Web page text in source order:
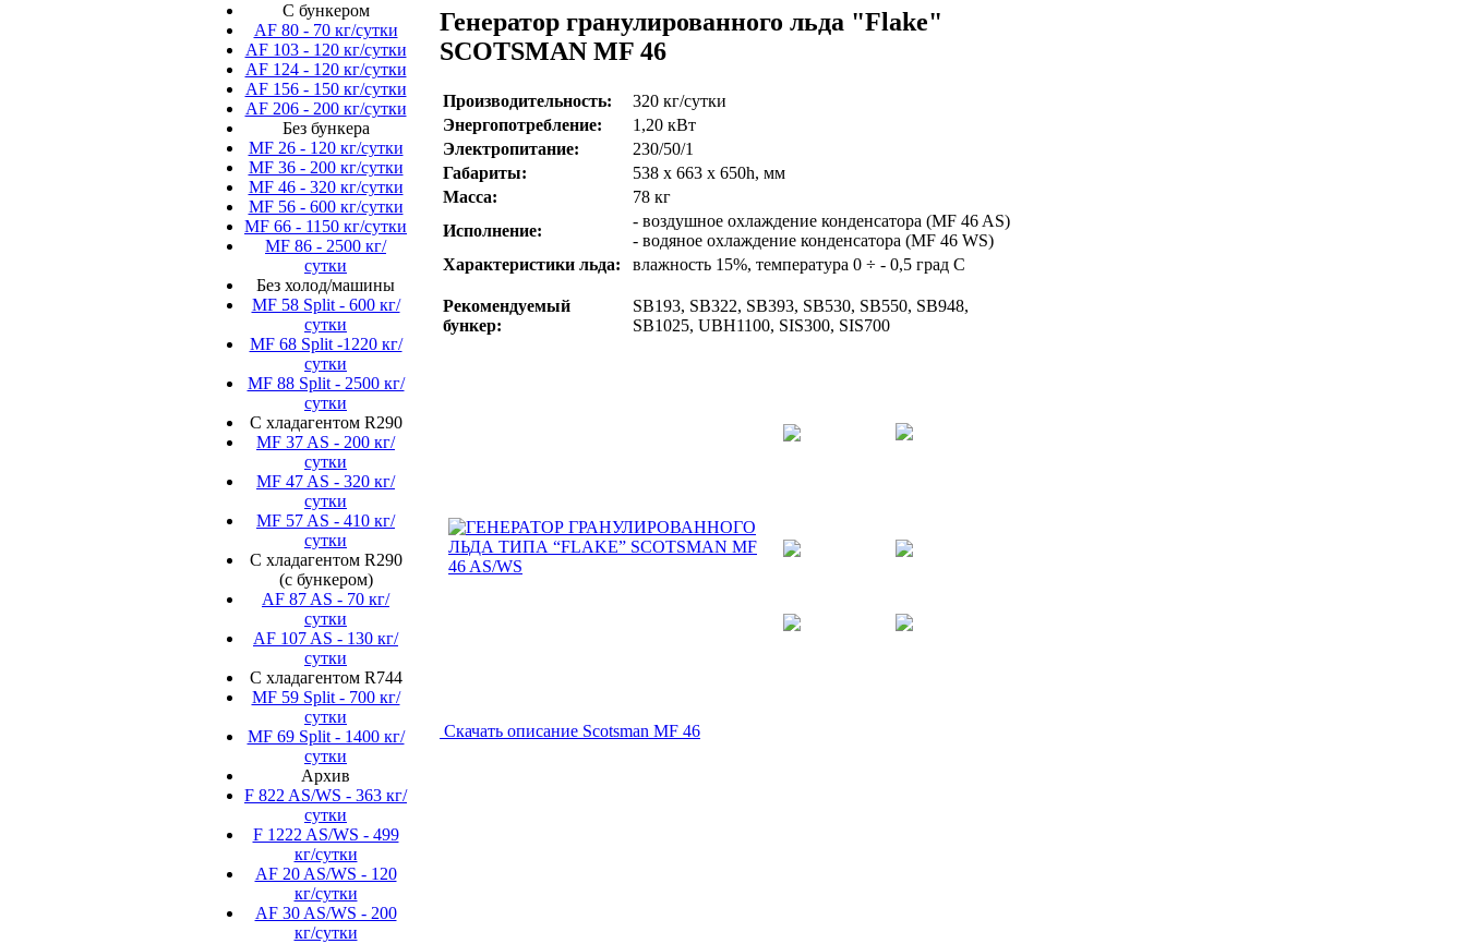
C бункером
AF 80 - 70 кг/сутки
AF 103 - 120 кг/сутки
AF 124 - 120 кг/сутки
AF 156 - 150 кг/сутки
AF 206 - 200 кг/сутки
Без бункера
MF 26 - 120 кг/сутки
MF 36 - 200 кг/сутки
MF 46 - 320 кг/сутки
MF 56 - 600 кг/сутки
MF 66 - 1150 кг/сутки
MF 86 - 2500 кг/
сутки
Без холод/машины
MF 58 Split - 600 кг/
сутки
MF 68 Split -1220 кг/
сутки
MF 88 Split - 2500 кг/
сутки
С хладагентом R290
MF 37 AS - 200 кг/
сутки
MF 47 AS - 320 кг/
сутки
MF 57 AS - 410 кг/
сутки
С хладагентом R290
(с бункером)
AF 87 AS - 70 кг/
сутки
AF 107 AS - 130 кг/
сутки
С хладагентом R744
MF 59 Split - 700 кг/
сутки
MF 69 Split - 1400 кг/
сутки
Архив
F 822 AS/WS - 363 кг/
сутки
F 1222 AS/WS - 499
кг/сутки
AF 20 AS/WS - 120
кг/сутки
AF 30 AS/WS - 200
кг/сутки
Генератор гранулированного льда "Flake"
SCOTSMAN MF 46
Производительность:
320 кг/сутки
Энергопотребление:
1,20 кВт
Электропитание:
230/50/1
Габариты:
538 х 663 х 650h, мм
Масса:
78 кг
Исполнение:
- воздушное охлаждение конденсатора (MF 46 AS)
- водяное охлаждение конденсатора (MF 46 WS)
Характеристики льда:
влажность 15%, температура 0 ÷ - 0,5 град С
Рекомендуемый
бункер:
SB193, SB322, SB393, SB530, SB550, SB948,
SB1025, UBH1100, SIS300, SIS700
Скачать описание Scotsman MF 46